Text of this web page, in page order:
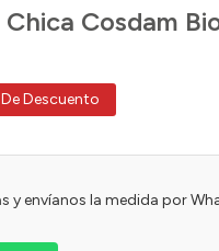
Cosdam
Descuento
y envíanos la medida por